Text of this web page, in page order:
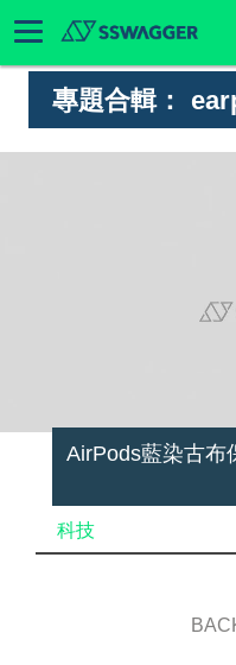
專題合輯：
AirPods藍染古布
科技